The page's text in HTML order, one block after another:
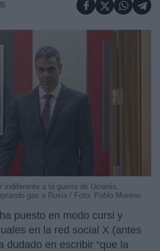
a la guerra de Ucrania...
gas a Rusia / Foto: Pablo Moreno
puesto en modo cursi y
en la red social X (antes
dudado en escribir “que la